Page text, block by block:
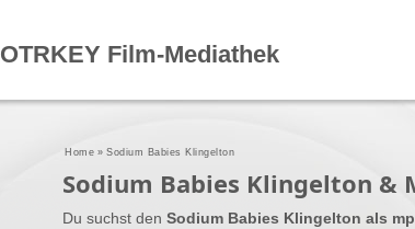
Sodium Babies Klingelton &
Du suchst den Sodium Babies Klingelton als
Home »Sodium Babies Klingelton
OTRKEY Film-Mediathek